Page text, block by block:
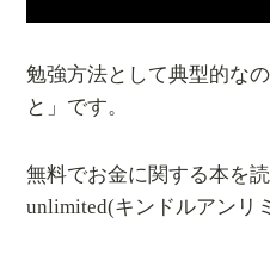
勉強方法として典型的な
と」です。
無料でお金に関する本を
unlimited(キンドルアンリ